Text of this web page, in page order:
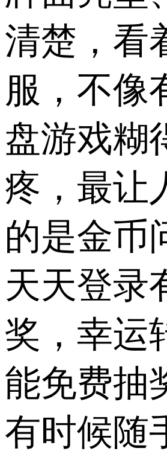
清楚，看
服，不像
盘游戏糊
疼，最让
的是金币
天天登录
奖，幸运
能免费抽
有时候随